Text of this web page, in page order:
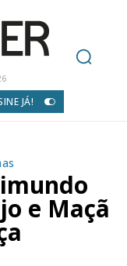
JÁ!
e Maçã